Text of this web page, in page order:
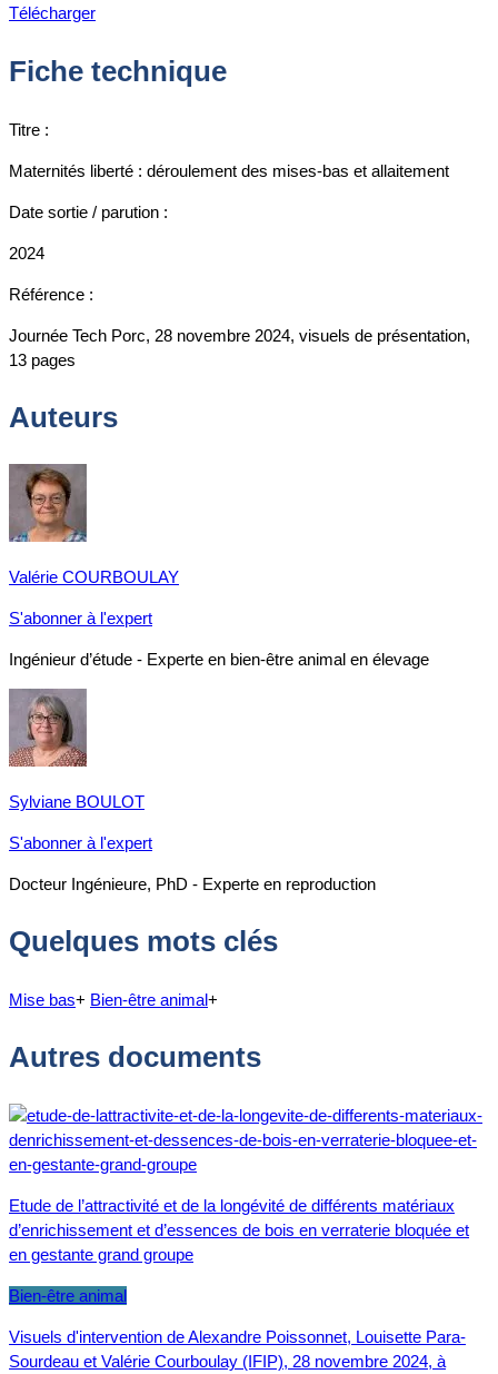
Télécharger
Fiche technique
Titre :
Maternités liberté : déroulement des mises-bas et allaitement
Date sortie / parution :
2024
Référence :
Journée Tech Porc, 28 novembre 2024, visuels de présentation,
13 pages
Auteurs
Valérie COURBOULAY
S'abonner à l'expert
Ingénieur d’étude - Experte en bien-être animal en élevage
Sylviane BOULOT
S'abonner à l'expert
Docteur Ingénieure, PhD - Experte en reproduction
Quelques mots clés
Mise bas+ Bien-être animal+
Autres documents
Etude de l’attractivité et de la longévité de différents matériaux
d’enrichissement et d’essences de bois en verraterie bloquée et
en gestante grand groupe
Bien-être animal
Visuels d'intervention de Alexandre Poissonnet, Louisette Para-
Sourdeau et Valérie Courboulay (IFIP), 28 novembre 2024, à